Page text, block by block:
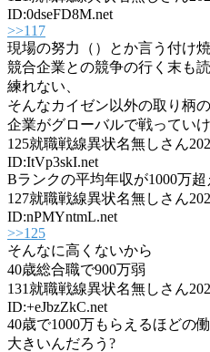
ID:0dseFD8M.net
>>117
現場の努力（）とか言う付け
競合企業との競争の行く末も
練れない、
そんなカイゼン以外の取り柄
企業がグローバルで戦ってい
125就職戦線異状名無しさん
ID:ItVp3skI.net
Bランクの平均年収が1000万
127就職戦線異状名無しさん
ID:nPMYntmL.net
>>125
そんなに高くないから
40歳総合職で900万弱
131 就職戦線異状名無しさん
ID:+eJbzZkC.net
40歳で1000万もらえるほどの
大きいんだろう?